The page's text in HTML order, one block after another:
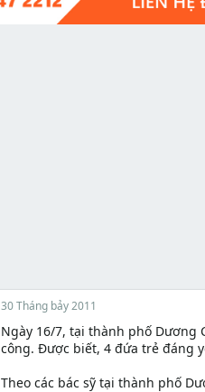
30 Tháng bảy 2011
Ngày 16/7, tại thành phố Dương
công. Được biết, 4 đứa trẻ đáng
Theo các bác sỹ tại thành phố